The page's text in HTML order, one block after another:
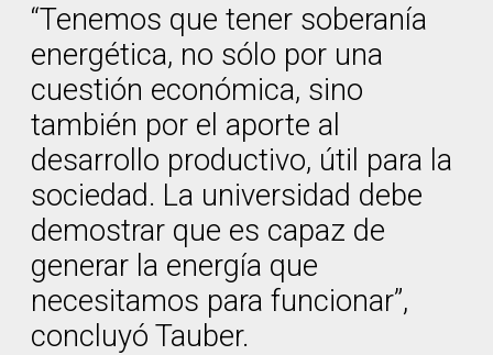
“Tenemos que tener soberanía
energética, no sólo por una
cuestión económica, sino
también por el aporte al
desarrollo productivo, útil para la
sociedad. La universidad debe
demostrar que es capaz de
generar la energía que
necesitamos para funcionar”,
concluyó Tauber.